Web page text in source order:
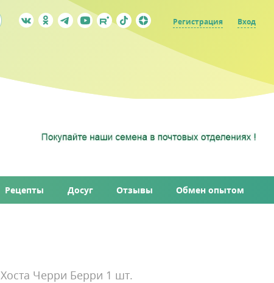
Регистрация Вход
Рецепты Досуг Отзывы Обмен опытом
Хоста Черри Берри 1 шт.